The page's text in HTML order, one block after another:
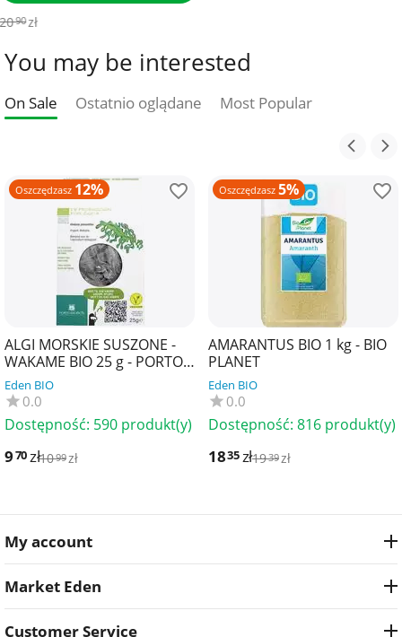
You may be interested
On Sale Ostatnio oglądane Most Popular
Oszczędzasz 12%
ALGI MORSKIE SUSZONE -
WAKAME BIO 25 g - PORTO
MUINOS
Eden BIO
0.0
Dostępność: 590 produkt(y)
970zł1099zł
Oszczędzasz 5%
AMARANTUS BIO 1 kg - BIO
PLANET
Eden BIO
0.0
Dostępność: 816 produkt(y)
1835zł1939zł
My account
Market Eden
Customer Service